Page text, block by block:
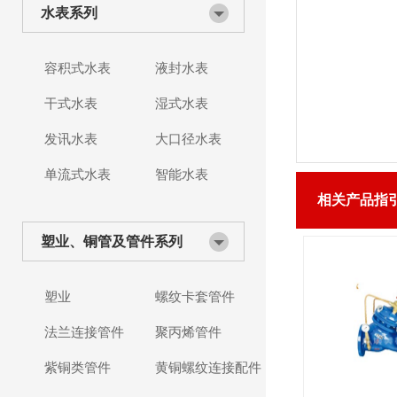
水表系列
容积式水表 液封水表
干式水表 湿式水表
发讯水表 大口径水表
单流式水表 智能水表
塑业、铜管及管件系列
塑业 螺纹卡套管件
法兰连接管件 聚丙烯管件
紫铜类管件 黄铜螺纹连接配件
相关产品指